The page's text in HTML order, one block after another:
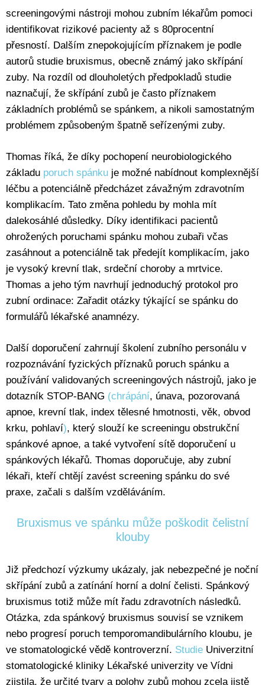
screeningovými nástroji mohou zubním lékařům pomoci
identifikovat rizikové pacienty až s 80procentní
přesností. Dalším znepokojujícím příznakem je podle
autorů studie bruxismus, obecně známý jako skřípání
zuby. Na rozdíl od dlouholetých předpokladů studie
naznačují, že skřípání zubů je často příznakem
základních problémů se spánkem, a nikoli samostatným
problémem způsobeným špatně seřízenými zuby.
Thomas říká, že díky pochopení neurobiologického
základu poruch spánku je možné nabídnout komplexnější
léčbu a potenciálně předcházet závažným zdravotním
komplikacím. Tato změna pohledu by mohla mít
dalekosáhlé důsledky. Díky identifikaci pacientů
ohrožených poruchami spánku mohou zubaři včas
zasáhnout a potenciálně tak předejít komplikacím, jako
je vysoký krevní tlak, srdeční choroby a mrtvice.
Thomas a jeho tým navrhují jednoduchý protokol pro
zubní ordinace: Zařadit otázky týkající se spánku do
formulářů lékařské anamnézy.
Další doporučení zahrnují školení zubního personálu v
rozpoznávání fyzických příznaků poruch spánku a
používání validovaných screeningových nástrojů, jako je
dotazník STOP-BANG (chrápání, únava, pozorovaná
apnoe, krevní tlak, index tělesné hmotnosti, věk, obvod
krku, pohlaví), který slouží ke screeningu obstrukční
spánkové apnoe, a také vytvoření sítě doporučení u
spánkových lékařů. Thomas doporučuje, aby zubní
lékaři, kteří chtějí zavést screening spánku do své
praxe, začali s dalším vzděláváním.
Bruxismus ve spánku může poškodit čelistní
klouby
Již předchozí výzkumy ukázaly, jak nebezpečné je noční
skřípání zubů a zatínání horní a dolní čelisti. Spánkový
bruxismus totiž může mít řadu zdravotních následků.
Otázka, zda spánkový bruxismus souvisí se vznikem
nebo progresí poruch temporomandibulárního kloubu, je
ve stomatologické vědě kontroverzní. Studie Univerzitní
stomatologické kliniky Lékařské univerzity ve Vídni
zjistila, že určité tvary a polohy zubů mohou zcela jistě